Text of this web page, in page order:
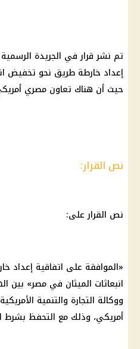
تم نشر قرار في الجريدة الرسمية
إعداد خارطة طريق نحو تخفيض
حيث أن هناك تعاون مصري أمريكي بقيمة
نص القرار:
نص القرار على:
«الموافقة على اتفاقية إعداد
انبعاثات الميثان في مصر» بين
أمريكي، وذلك مع التحفظ بشرط